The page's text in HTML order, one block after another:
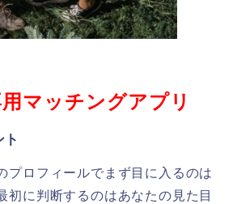
マッチングアプリ
ト
プロフィールでまず目に入るのは
初に判断するのはあなたの見た目